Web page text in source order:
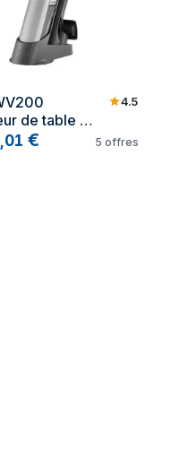
de table
sac
4.5
,01 € 5 offres